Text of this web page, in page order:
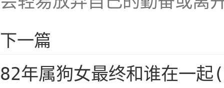
下一篇
82年属狗女最终和谁在一